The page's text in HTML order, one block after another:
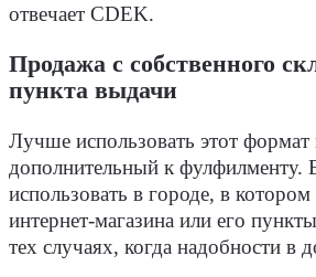
отвечает CDEK.
Продажа с собственного
пункта выдачи
Лучше использовать этот формат
дополнительный к фулфилменту.
использовать в городе, в
интернет-магазина или его
тех случаях, когда надобности в